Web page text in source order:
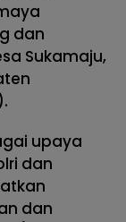
dan
Sukamaju,
upaya
dan
dan